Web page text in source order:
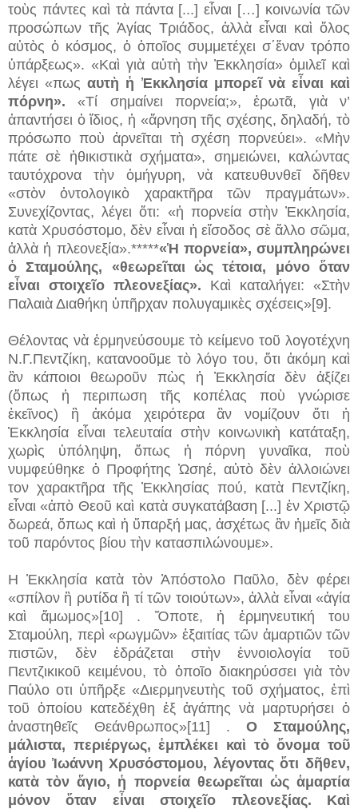
τοὺς πάντες καὶ τὰ πάντα [...] εἶναι […] κοινωνία τῶν
προσώπων τῆς Ἁγίας Τριάδος, ἀλλὰ εἶναι καὶ ὅλος
αὐτὸς ὁ κόσμος, ὁ ὁποῖος συμμετέχει σ΄ἕναν τρόπο
ὑπάρξεως». «Καὶ γιὰ αὐτὴ τὴν Ἐκκλησία» ὁμιλεῖ καὶ
λέγει «πωςαυτὴ ἡ Ἐκκλησία μπορεῖ νὰ εἶναι καὶ
πόρνη». «Τί σημαίνει πορνεία;», ἐρωτᾶ, γιὰ ν’
ἀπαντήσει ὁ ἴδιος, ἡ «ἄρνηση τῆς σχέσης, δηλαδή, τὸ
πρόσωπο ποὺ ἀρνεῖται τὴ σχέση πορνεύει». «Μὴν
πάτε σὲ ἠθικιστικὰ σχήματα», σημειώνει, καλώντας
ταυτόχρονα τὴν ὁμήγυρη, νὰ κατευθυνθεῖ δῆθεν
«στὸν ὀντολογικὸ χαρακτῆρα τῶν πραγμάτων».
Συνεχίζοντας, λέγει ὅτι: «ἡ πορνεία στὴν Ἐκκλησία,
κατὰ Χρυσόστομο, δὲν εἶναι ἡ εἴσοδος σὲ ἄλλο σῶμα,
ἀλλὰ ἡ πλεονεξία».*****«Ἡ πορνεία», συμπληρώνει
ὁ Σταμούλης, «θεωρεῖται ὡς τέτοια, μόνο ὅταν
εἶναι στοιχεῖο πλεονεξίας». Καὶ καταλήγει: «Στὴν
Παλαιὰ Διαθήκη ὑπῆρχαν πολυγαμικὲς σχέσεις»[9].
Θέλοντας νὰ ἑρμηνεύσουμε τὸ κείμενο τοῦ λογοτέχνη
Ν.Γ.Πεντζίκη, κατανοοῦμε τὸ λόγο του, ὅτι ἀκόμη καὶ
ἂν κάποιοι θεωροῦν πὼς ἡ Ἐκκλησία δὲν ἀξίζει
(ὅπως ἡ περιπωση τῆς κοπέλας ποὺ γνώρισε
ἐκεῖνος) ἢ ἀκόμα χειρότερα ἂν νομίζουν ὅτι ἡ
Ἐκκλησία εἶναι τελευταία στὴν κοινωνικὴ κατάταξη,
χωρὶς ὑπόληψη, ὅπως ἡ πόρνη γυναῖκα, ποὺ
νυμφεύθηκε ὁ Προφήτης Ὠσηέ, αὐτὸ δὲν ἀλλοιώνει
τον χαρακτῆρα τῆς Ἐκκλησίας πού, κατὰ Πεντζίκη,
εἶναι «ἀπὸ Θεοῦ καὶ κατὰ συγκατάβαση [...] ἐν Χριστῷ
δωρεά, ὅπως καὶ ἡ ὕπαρξή μας, ἀσχέτως ἂν ἠμεῖς διὰ
τοῦ παρόντος βίου τὴν κατασπιλώνουμε».
Η Ἐκκλησία κατὰ τὸν Ἀπόστολο Παῦλο, δὲν φέρει
«σπίλον ἢ ρυτίδα ἢ τί τῶν τοιούτων», ἀλλὰ εἶναι «ἁγία
καὶ ἄμωμος»[10] . Ὅποτε, ἡ ἑρμηνευτική του
Σταμούλη, περὶ «ρωγμῶν» ἐξαιτίας τῶν ἁμαρτιῶν τῶν
πιστῶν, δὲν ἑδράζεται στὴν ἐννοιολογία τοῦ
Πεντζικικοῦ κειμένου, τὸ ὁποῖο διακηρύσσει γιὰ τὸν
Παύλο οτι ὑπῆρξε «Διερμηνευτὴς τοῦ σχήματος, ἐπὶ
τοῦ ὁποίου κατεδέχθη ἐξ ἀγάπης νὰ μαρτυρήσει ὁ
ἀναστηθεῖς Θεάνθρωπος»[11] . Ο Σταμούλης,
μάλιστα, περιέργως, ἐμπλέκει καὶ τὸ ὄνομα τοῦ
ἁγίου Ἰωάννη Χρυσόστομου, λέγοντας ὅτι δῆθεν,
κατὰ τὸν ἅγιο, ἡ πορνεία θεωρεῖται ὡς ἁμαρτία
μόνον ὅταν εἶναι στοιχεῖο πλεονεξίας. Καὶ